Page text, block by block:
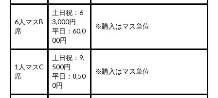
6人マスB
席
土日祝：6
3,000円
平日：60,0
00円
※購入はマス単位
1人マスC
席
土日祝：9,
500円
平日：8,50
0円
※購入はマス単位